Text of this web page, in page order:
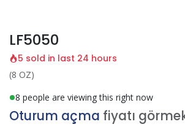
LF5050
5 sold in last 24 hours
(8 OZ)
8 people are viewing this right now
Oturum açma fiyatı